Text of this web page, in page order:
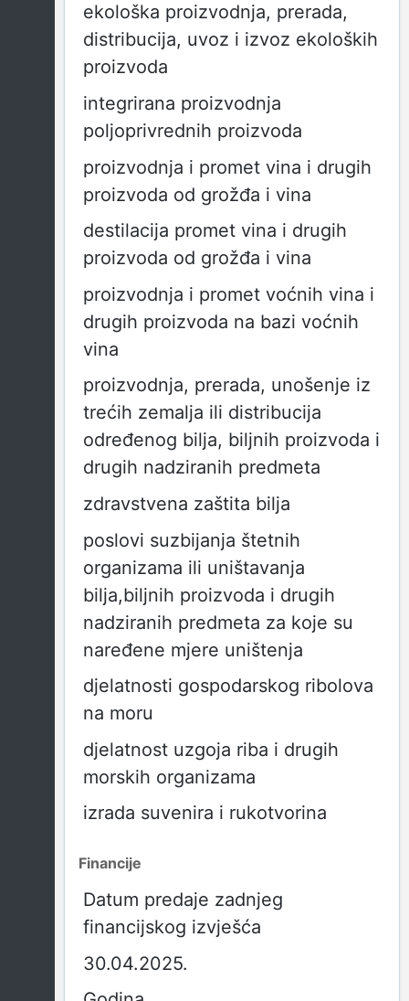
ekološka proizvodnja, prerada,
distribucija, uvoz i izvoz ekoloških
proizvoda
integrirana proizvodnja
poljoprivrednih proizvoda
proizvodnja i promet vina i drugih
proizvoda od grožđa i vina
destilacija promet vina i drugih
proizvoda od grožđa i vina
proizvodnja i promet voćnih vina i
drugih proizvoda na bazi voćnih
vina
proizvodnja, prerada, unošenje iz
trećih zemalja ili distribucija
određenog bilja, biljnih proizvoda i
drugih nadziranih predmeta
zdravstvena zaštita bilja
poslovi suzbijanja štetnih
organizama ili uništavanja
bilja,biljnih proizvoda i drugih
nadziranih predmeta za koje su
naređene mjere uništenja
djelatnosti gospodarskog ribolova
na moru
djelatnost uzgoja riba i drugih
morskih organizama
izrada suvenira i rukotvorina
Financije
Datum predaje zadnjeg
financijskog izvješća
30.04.2025.